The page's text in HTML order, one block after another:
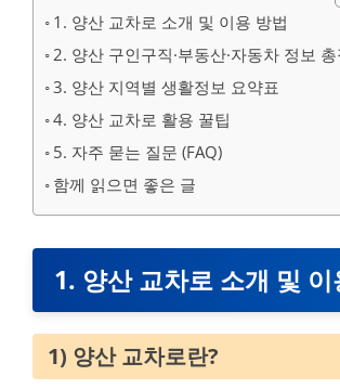
1. 양산 교차로 소개 및 이용 방법
2. 양산 구인구직·부동산·자동차 정보 총
3. 양산 지역별 생활정보 요약표
4. 양산 교차로 활용 꿀팁
5. 자주 묻는 질문 (FAQ)
함께 읽으면 좋은 글
1. 양산 교차로 소개 및 이
1) 양산 교차로란?